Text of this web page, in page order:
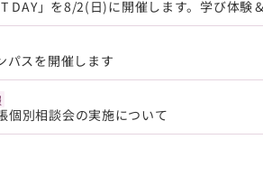
DAY」を8/2(日)に開催します。学び体験
パスを開催します
個別相談会の実施について